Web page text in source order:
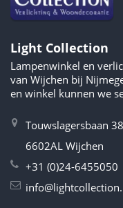
Light Collection
Lampenwinkel en
van Wijchen bij
en winkel kunnen we
Touwslagersbaan 38
6602AL Wijchen
+31 (0)24-6455050